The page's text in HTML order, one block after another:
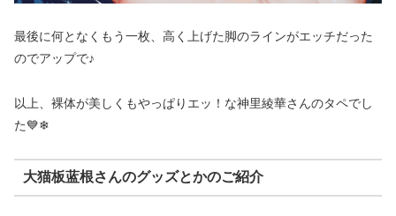
最後に何となくもう一枚、高く上げた脚のラインがエッチだった
のでアップで♪
以上、裸体が美しくもやっぱりエッ！な神里綾華さんのタペでし
た💙❄
大猫板蓝根さんのグッズとかのご紹介